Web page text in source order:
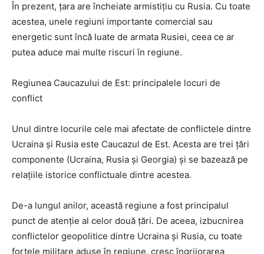
În prezent, țara are încheiate armistițiu cu Rusia. Cu toate
acestea, unele regiuni importante comercial sau
energetic sunt încă luate de armata Rusiei, ceea ce ar
putea aduce mai multe riscuri în regiune.
Regiunea Caucazului de Est: principalele locuri de
conflict
Unul dintre locurile cele mai afectate de conflictele dintre
Ucraina și Rusia este Caucazul de Est. Acesta are trei țări
componente (Ucraina, Rusia și Georgia) și se bazează pe
relațiile istorice conflictuale dintre acestea.
De-a lungul anilor, această regiune a fost principalul
punct de atenție al celor două țări. De aceea, izbucnirea
conflictelor geopolitice dintre Ucraina și Rusia, cu toate
forțele militare aduse în regiune, cresc îngrijorarea